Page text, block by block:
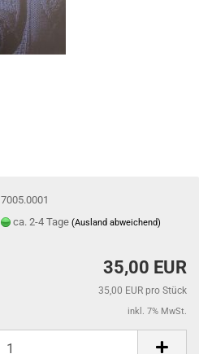
7005.0001
ca. 2-4 Tage(Ausland abweichend)
35,00 EUR
35,00 EUR pro Stück
inkl. 7% MwSt.